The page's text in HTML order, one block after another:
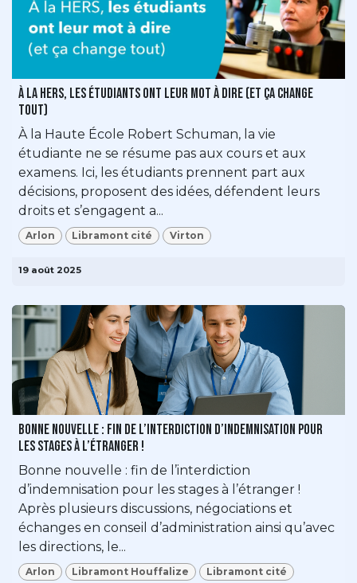
À la HERS, les étudiants ont leur mot à dire (et ça change
tout)
À la Haute École Robert Schuman, la vie
étudiante ne se résume pas aux cours et aux
examens. Ici, les étudiants prennent part aux
décisions, proposent des idées, défendent leurs
droits et s’engagent a...
Arlon Libramont cité Virton
19 août 2025
Bonne nouvelle : fin de l’interdiction d’indemnisation pour
les stages à l’étranger !
Bonne nouvelle : fin de l’interdiction
d’indemnisation pour les stages à l’étranger !
Après plusieurs discussions, négociations et
échanges en conseil d’administration ainsi qu’avec
les directions, le...
Arlon Libramont Houffalize Libramont cité